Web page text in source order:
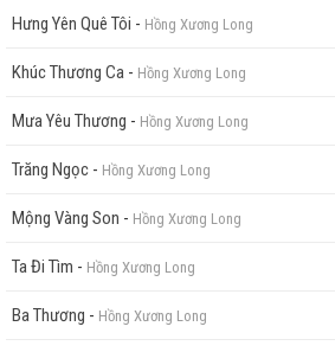
Hưng Yên Quê Tôi - Hồng Xương Long
Khúc Thương Ca - Hồng Xương Long
Mưa Yêu Thương - Hồng Xương Long
Trăng Ngọc - Hồng Xương Long
Mộng Vàng Son - Hồng Xương Long
Ta Đi Tìm - Hồng Xương Long
Ba Thương - Hồng Xương Long